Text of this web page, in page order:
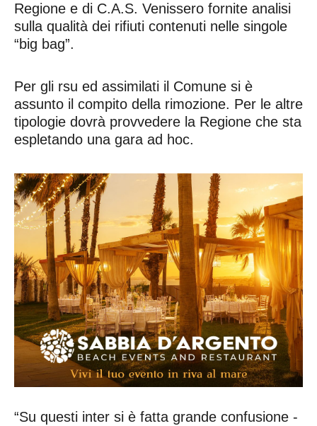
Regione e di C.A.S. Venissero fornite analisi
sulla qualità dei rifiuti contenuti nelle singole
“big bag”.
Per gli rsu ed assimilati il Comune si è
assunto il compito della rimozione. Per le altre
tipologie dovrà provvedere la Regione che sta
espletando una gara ad hoc.
“Su questi inter si è fatta grande confusione -